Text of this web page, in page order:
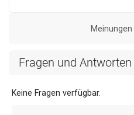
Fragen und
Keine Fragen verfügbar.